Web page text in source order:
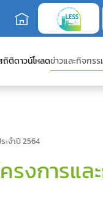
ถิติดาวน์โหลดข่าวและกิจกรร
จำปี 2564
งการแล